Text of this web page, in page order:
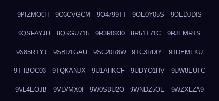
9PIZMO0H 9Q3CVGCM 9Q4799TT 9QE0Y05S 9QEDJDIS
9QSFAYJH 9QSGU715 9R3R0930 9R51T71C 9RJEMRTS
9S85RTYJ 9SBD1GAU 9SC20R8W 9TC3RDIY 9TDEMFKU
9THBOC03 9TQKANJX 9U1AHKCF 9UDYO1HV 9UW8EUTC
9VL4EOJB 9VLVMX0I 9W0SDU2O 9WNDZ5OE 9WZXLZA9